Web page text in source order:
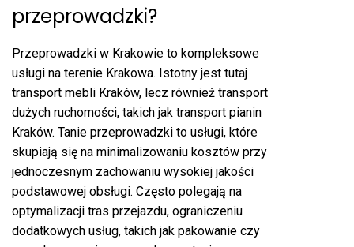
przeprowadzki?
Przeprowadzki w Krakowie to kompleksowe
usługi na terenie Krakowa. Istotny jest tutaj
transport mebli Kraków, lecz również transport
dużych ruchomości, takich jak transport pianin
Kraków. Tanie przeprowadzki to usługi, które
skupiają się na minimalizowaniu kosztów przy
jednoczesnym zachowaniu wysokiej jakości
podstawowej obsługi. Często polegają na
optymalizacji tras przejazdu, ograniczeniu
dodatkowych usług, takich jak pakowanie czy